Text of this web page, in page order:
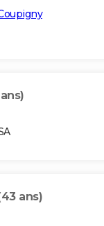
ans)